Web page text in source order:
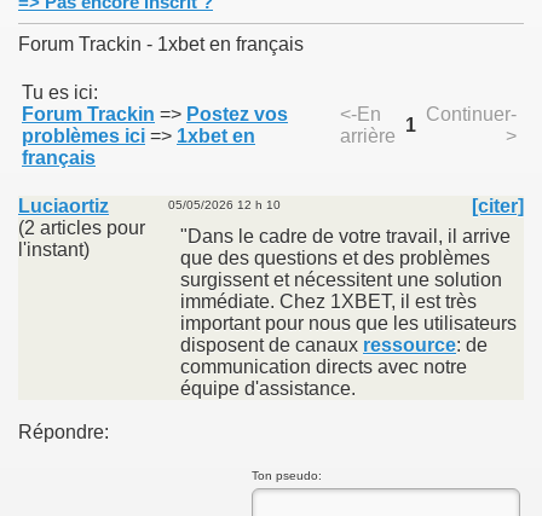
Forum Trackin - 1xbet en français
Tu es ici:
Forum Trackin => Postez vos
problèmes ici => 1xbet en
français
<-En
arrière
1
Continuer-
>
Luciaortiz
(2 articles pour
l'instant)
05/05/2026 12 h 10
[citer]
"Dans le cadre de votre travail, il arrive
que des questions et des problèmes
surgissent et nécessitent une solution
immédiate. Chez 1XBET, il est très
important pour nous que les utilisateurs
disposent de canaux ressource: de
communication directs avec notre
équipe d'assistance.
Répondre:
Ton pseudo: